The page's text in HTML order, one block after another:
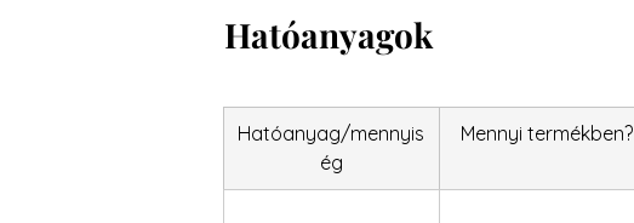
Hatóanyagok
Hatóanyag/mennyis
ég
Mennyi termékben?